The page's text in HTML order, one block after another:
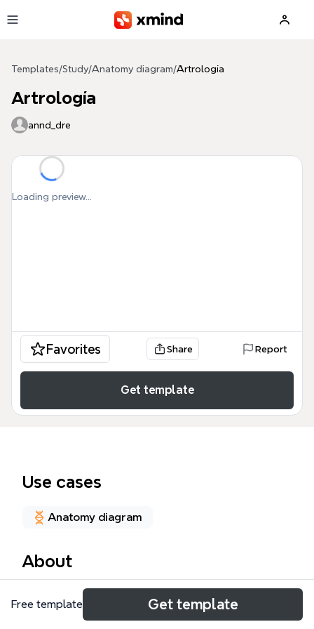
Templates/Study/Anatomy diagram/Artrología
Artrología
annd_dre
Loading preview...
Favorites Share Report
Get template
Use cases
Anatomy diagram
About
La artrología es la rama de la anatomía que estudia
las articulaciones, y este mapa mental de Xmind
Free template Get template